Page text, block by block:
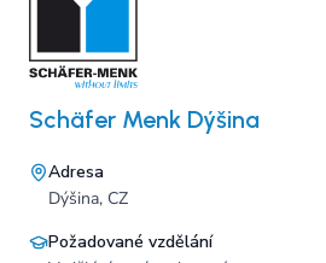
Schäfer Menk Dýšina
Adresa
Dýšina, CZ
Požadované vzdělání